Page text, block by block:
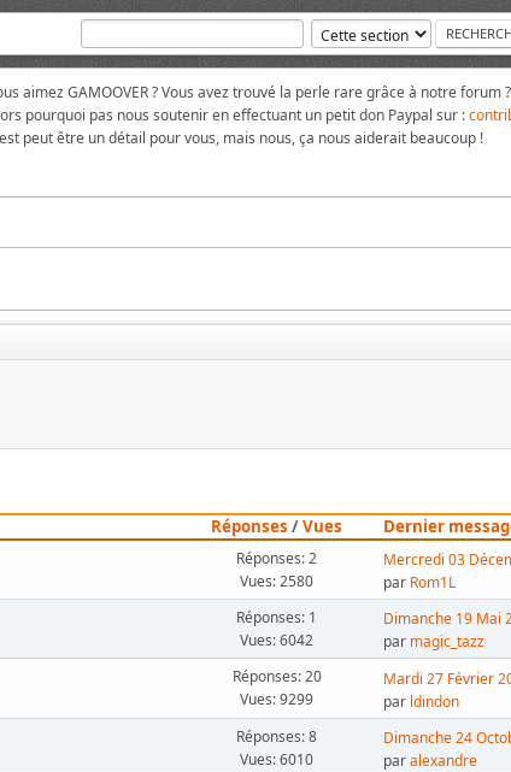
aimez GAMOOVER ? Vous avez trouvé la perle rare grâce à notre forum ?
pourquoi pas nous soutenir en effectuant un petit don Paypal sur :
peut être un détail pour vous, mais nous, ça nous aiderait beaucoup !
Réponses /Vues
Dernier
Réponses: 2
Vues: 2580
Mercredi 03
par Rom1L
Réponses: 1
Vues: 6042
Dimanche 19 Mai
par magic_tazz
Réponses: 20
Vues: 9299
Mardi 27 Février
par ldindon
Réponses: 8
Vues: 6010
Dimanche 24
paralexandre